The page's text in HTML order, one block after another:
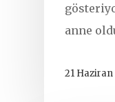
anne
21